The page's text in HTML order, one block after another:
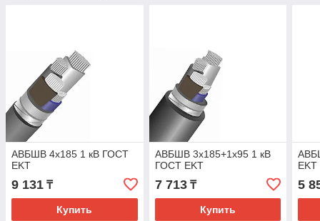
АВБШВ 4х185 1 кВ ГОСТ
EKT
9 131 ₸
Купить
АВБШВ 3х185+1х95 1 кВ
ГОСТ EKT
7 713₸
Купить
EKT
5